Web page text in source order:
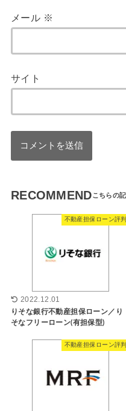
メール ※
サイト
RECOMMEND
不動産担保ローン評判
2022.12.01
りそな銀行不動産担保ローン／り
そなフリーローン(有担保型)
不動産担保ローン評判